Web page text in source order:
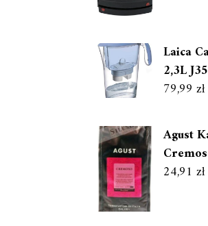
Laica
2,3L
79,99 zł
Agust
24,91 zł